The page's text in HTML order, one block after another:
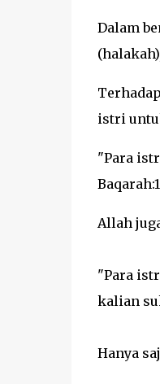
Dalam
istri
"Para
Allah
"Para
kalian
Hanya